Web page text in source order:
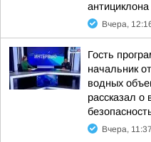
антициклона
Вчера,
Гость
начальник
водных
рассказал о
Вчера, 11:37